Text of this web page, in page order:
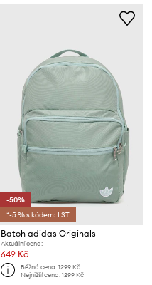
-50%
*-5 % s kódem: LST
Batoh adidas Originals
Aktuální cena:
649 Kč
Běžná cena:1299 Kč
Nejnižší cena:1299 Kč